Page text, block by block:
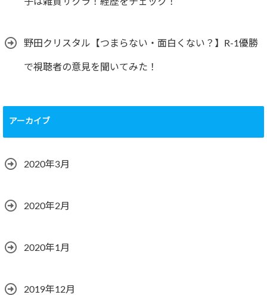
野田クリスタル【つまらない・面白くない？】R-1優勝
で視聴者の意見を聞いてみた！
アーカイブ
2020年3月
2020年2月
2020年1月
2019年12月